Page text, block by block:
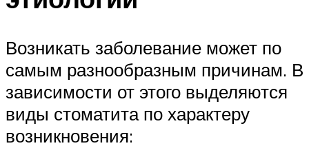
Возникать заболевание может по
самым разнообразным причинам. В
зависимости от этого выделяются
виды стоматита по характеру
возникновения: